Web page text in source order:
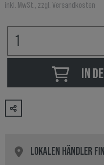
inkl. MwSt., zzgl. Versandkosten
IN
LOKALEN HÄNDLER